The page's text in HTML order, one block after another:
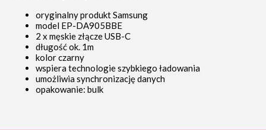
oryginalny produkt Samsung
model EP-DA905BBE
2 x męskie złącze USB-C
długość ok. 1m
kolor czarny
wspiera technologie szybkiego ładowania
umożliwia synchronizację danych
opakowanie: bulk